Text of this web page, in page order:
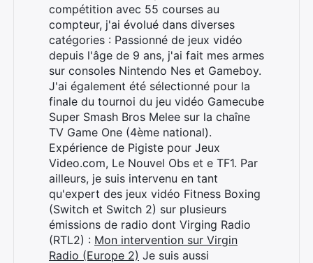
compétition avec 55 courses au
compteur, j'ai évolué dans diverses
catégories : Passionné de jeux vidéo
depuis l'âge de 9 ans, j'ai fait mes armes
sur consoles Nintendo Nes et Gameboy.
J'ai également été sélectionné pour la
finale du tournoi du jeu vidéo Gamecube
Super Smash Bros Melee sur la chaîne
TV Game One (4ème national).
Expérience de Pigiste pour Jeux
Video.com, Le Nouvel Obs et e TF1. Par
ailleurs, je suis intervenu en tant
qu'expert des jeux vidéo Fitness Boxing
(Switch et Switch 2) sur plusieurs
émissions de radio dont Virging Radio
(RTL2) : Mon intervention sur Virgin
Radio (Europe 2) Je suis aussi
Rechercher
: